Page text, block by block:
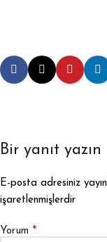
Bir yanıt yazın
E-posta adresiniz
işaretlenmişlerdir
Yorum *